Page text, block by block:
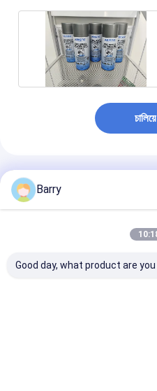
চালিয়ে
প্রস্তাবিত পণ্য
Barry
Good day, what product are